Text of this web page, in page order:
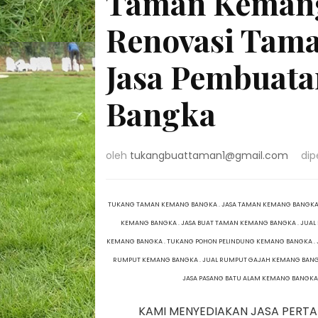
Renovasi
Jasa
Bangka
oleh tukangbuattaman1@gmail.com
TUKANG TAMAN KEMANG BANGKA . JASA TAMAN KEMANG
KEMANG BANGKA . JASA BUAT TAMAN KEMANG BANGKA .
KEMANG BANGKA . TUKANG POHON PELINDUNG KEMANG
RUMPUT KEMANG BANGKA . JUAL RUMPUT GAJAH KEMANG
JASA PASANG BATU ALAM KEMANG
KAMI MENYEDIAKAN JASA